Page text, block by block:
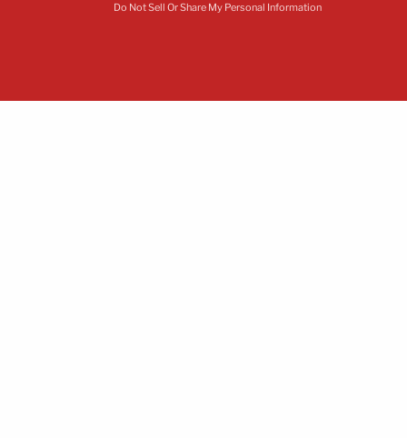
Do Not Sell Or Share My Personal Information